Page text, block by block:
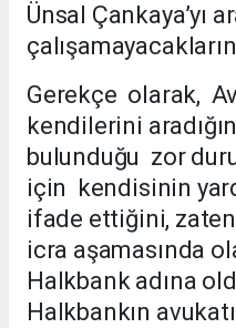
Ünsal Çankaya’yı
Gerekçe olarak,
kendilerini
bulunduğu zor
için kendisinin
ifade ettiğini,
icra aşamasında
Halkbank adına
Halkbankın